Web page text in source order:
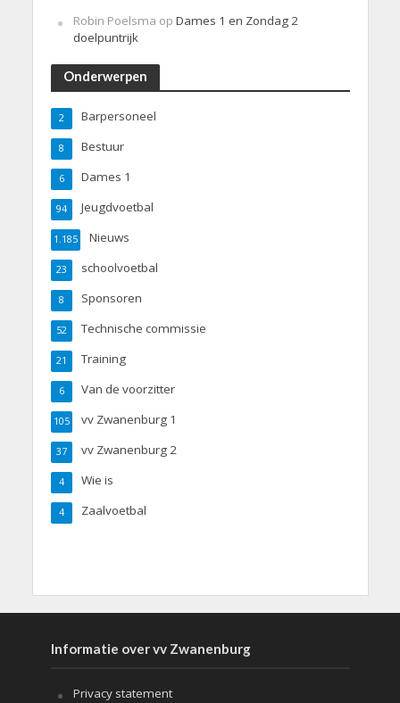
Robin Poelsma op Dames 1 en Zondag 2
doelpuntrijk
Onderwerpen
Barpersoneel
2
Bestuur
8
Dames 1
6
Jeugdvoetbal
94
Nieuws
1.185
schoolvoetbal
23
Sponsoren
8
Technische commissie
52
Training
21
Van de voorzitter
6
vv Zwanenburg 1
105
vv Zwanenburg 2
37
Wie is
4
Zaalvoetbal
4
Informatie over vv Zwanenburg
Privacy statement